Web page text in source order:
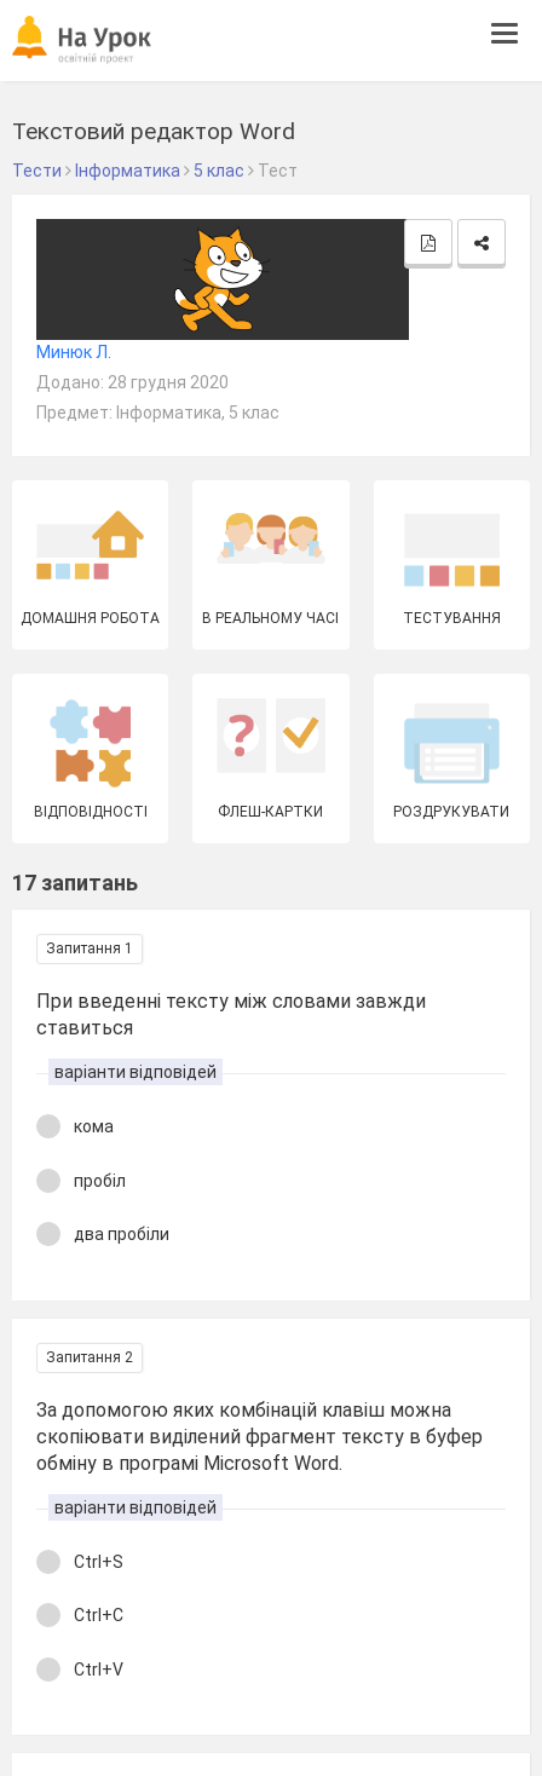
Текстовий редактор Word
Тести Інформатика 5 клас Тест
Минюк Л.
Додано: 28 грудня 2020
Предмет: Інформатика, 5 клас
ДОМАШНЯ РОБОТА В РЕАЛЬНОМУ ЧАСІ ТЕСТУВАННЯ
ВІДПОВІДНОСТІ ФЛЕШ-КАРТКИ РОЗДРУКУВАТИ
17 запитань
Запитання 1
При введенні тексту між словами завжди
ставиться
варіанти відповідей
кома
пробіл
два пробіли
Запитання 2
За допомогою яких комбінацій клавіш можна
скопіювати виділений фрагмент тексту в буфер
обміну в програмі Microsoft Word.
варіанти відповідей
Ctrl+S
Ctrl+C
Ctrl+V